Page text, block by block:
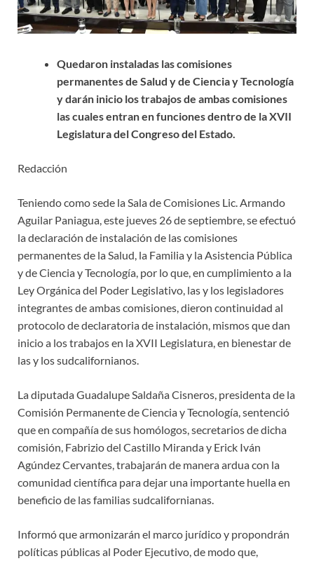
Quedaron instaladas las comisiones
permanentes de Salud y de Ciencia y Tecnología
y darán inicio los trabajos de ambas comisiones
las cuales entran en funciones dentro de la XVII
Legislatura del Congreso del Estado.
Redacción
Teniendo como sede la Sala de Comisiones Lic. Armando
Aguilar Paniagua, este jueves 26 de septiembre, se efectuó
la declaración de instalación de las comisiones
permanentes de la Salud, la Familia y la Asistencia Pública
y de Ciencia y Tecnología, por lo que, en cumplimiento a la
Ley Orgánica del Poder Legislativo, las y los legisladores
integrantes de ambas comisiones, dieron continuidad al
protocolo de declaratoria de instalación, mismos que dan
inicio a los trabajos en la XVII Legislatura, en bienestar de
las y los sudcalifornianos.
La diputada Guadalupe Saldaña Cisneros, presidenta de la
Comisión Permanente de Ciencia y Tecnología, sentenció
que en compañía de sus homólogos, secretarios de dicha
comisión, Fabrizio del Castillo Miranda y Erick Iván
Agúndez Cervantes, trabajarán de manera ardua con la
comunidad científica para dejar una importante huella en
beneficio de las familias sudcalifornianas.
Informó que armonizarán el marco jurídico y propondrán
políticas públicas al Poder Ejecutivo, de modo que,